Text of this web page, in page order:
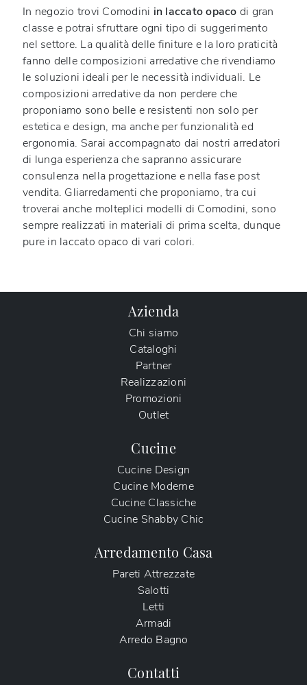
In negozio trovi Comodini in laccato opaco di gran
classe e potrai sfruttare ogni tipo di suggerimento
nel settore. La qualità delle finiture e la loro praticità
fanno delle composizioni arredative che rivendiamo
le soluzioni ideali per le necessità individuali. Le
composizioni arredative da non perdere che
proponiamo sono belle e resistenti non solo per
estetica e design, ma anche per funzionalità ed
ergonomia. Sarai accompagnato dai nostri arredatori
di lunga esperienza che sapranno assicurare
consulenza nella progettazione e nella fase post
vendita. Gliarredamenti che proponiamo, tra cui
troverai anche molteplici modelli di Comodini, sono
sempre realizzati in materiali di prima scelta, dunque
pure in laccato opaco di vari colori.
Azienda
Chi siamo
Cataloghi
Partner
Realizzazioni
Promozioni
Outlet
Cucine
Cucine Design
Cucine Moderne
Cucine Classiche
Cucine Shabby Chic
Arredamento Casa
Pareti Attrezzate
Salotti
Letti
Armadi
Arredo Bagno
Contatti